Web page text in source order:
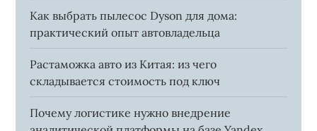
Как выбрать пылесос Dyson для дома:
практический опыт автовладельца
Растаможка авто из Китая: из чего
складывается стоимость под ключ
Почему логистике нужно внедрение